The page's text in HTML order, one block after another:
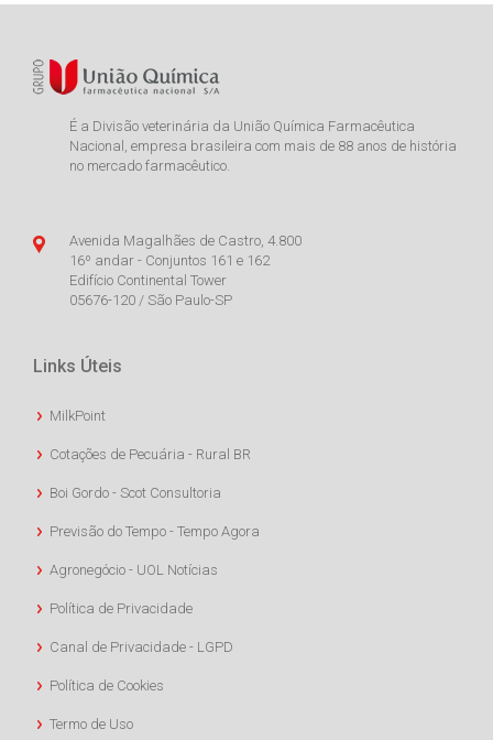
É a Divisão veterinária da União Química Farmacêutica
Nacional, empresa brasileira com mais de 88 anos de história
no mercado farmacêutico.
Avenida Magalhães de Castro, 4.800
16º andar - Conjuntos 161 e 162
Edifício Continental Tower
05676-120 / São Paulo-SP
Links Úteis
MilkPoint
Cotações de Pecuária - Rural BR
Boi Gordo - Scot Consultoria
Previsão do Tempo - Tempo Agora
Agronegócio - UOL Notícias
Política de Privacidade
Canal de Privacidade - LGPD
Política de Cookies
Termo de Uso